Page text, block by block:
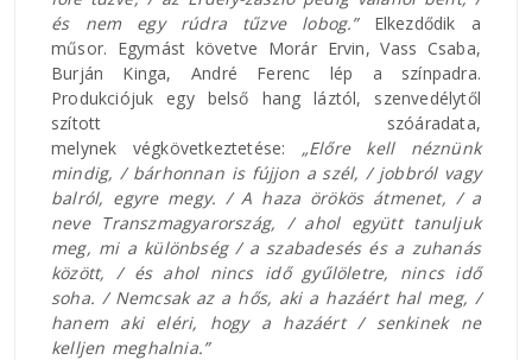
és nem egy rúdra tűzve lobog.”Elkezdődik a
műsor. Egymást követve Morár Ervin, Vass Csaba,
Burján Kinga, André Ferenc lép a színpadra.
Produkciójuk egy belső hang láztól, szenvedélytől
szított szóáradata,
melynek végkövetkeztetése: „Előre kell néznünk
mindig, / bárhonnan is fújjon a szél, / jobbról vagy
balról, egyre megy. / A haza örökös átmenet, / a
neve Transzmagyarország, / ahol együtt tanuljuk
meg, mi a különbség / a szabadesés és a zuhanás
között, / és ahol nincs idő gyűlöletre, nincs idő
soha. / Nemcsak az a hős, aki a hazáért hal meg, /
hanem aki eléri, hogy a hazáért / senkinek ne
kelljen meghalnia.”